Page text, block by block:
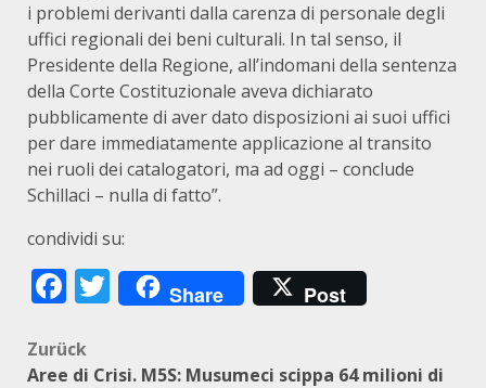
i problemi derivanti dalla carenza di personale degli
uffici regionali dei beni culturali. In tal senso, il
Presidente della Regione, all’indomani della sentenza
della Corte Costituzionale aveva dichiarato
pubblicamente di aver dato disposizioni ai suoi uffici
per dare immediatamente applicazione al transito
nei ruoli dei catalogatori, ma ad oggi – conclude
Schillaci – nulla di fatto”.
condividi su:
Facebook
Twitter
Share Post
Beitragsnavigation
Zurück
Aree di Crisi. M5S: Musumeci scippa 64 milioni di